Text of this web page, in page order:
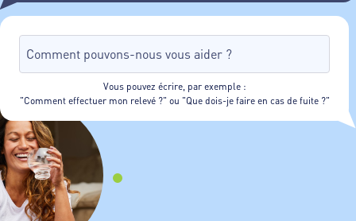
Vous pouvez écrire, par exemple :
"Comment effectuer mon relevé ?" ou "Que dois-je faire en cas de fuite ?"